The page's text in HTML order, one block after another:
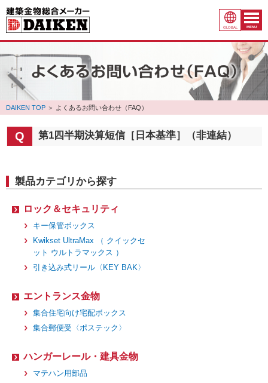
GLOBAL MENU
DAIKEN TOP ＞ よくあるお問い合わせ（FAQ）
第1四半期決算短信［日本基準］（非連結）
製品カテゴリから探す
ロック＆セキュリティ
キー保管ボックス
Kwikset UltraMax （ クイックセ
ット ウルトラマックス ）
引き込み式リール〈KEY BAK〉
エントランス金物
集合住宅向け宅配ボックス
集合郵便受〈ポステック〉
ハンガーレール・建具金物
マテハン用部品